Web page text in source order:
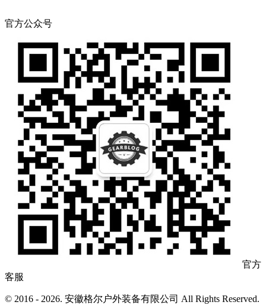
官方公众号
官方
客服
© 2016 - 2026. 安徽格尔户外装备有限公司 All Rights Reserved.